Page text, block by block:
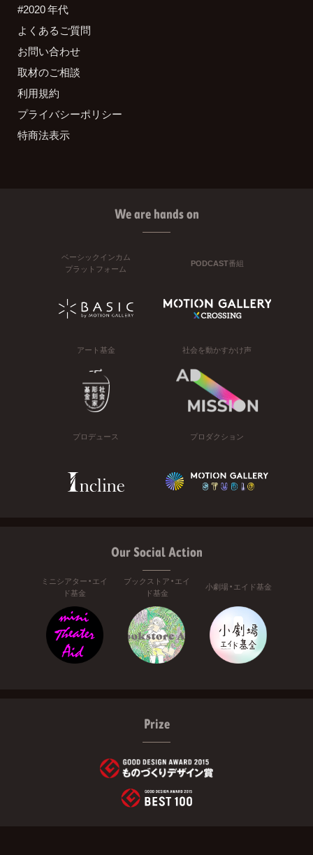
#2020 年代
よくあるご質問
お問い合わせ
取材のご相談
利用規約
プライバシーポリシー
特商法表示
We are hands on
ベーシックインカム
プラットフォーム
PODCAST番組
アート基金 社会を動かすかけ声
プロデュース プロダクション
Our Social Action
ミニシアター・エイ
ド基金
ブックストア・エイ
ド基金
小劇場・エイド基金
Prize